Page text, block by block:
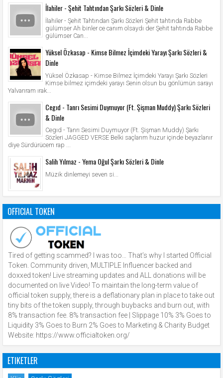
İlahiler - Şehit Tahtından Şarkı Sözleri & Dinle
İlahiler - Şehit Tahtından Şarkı Sözleri Şehit tahtında Rabbe
gülümser Ah binler ce canım olsaydı der Şehit tahtında Rabbe
gülümser Can...
Yüksel Özkasap - Kimse Bilmez İçimdeki Yarayı Şarkı Sözleri &
Dinle
Yüksel Özkasap - Kimse Bilmez İçimdeki Yarayı Şarkı Sözleri
Kimse bilmez içimdeki yarayı Senin olsun bu gönlümün sarayı
Yalvarıram ırak...
Cegıd - Tanrı Sesimi Duymuyor (Ft. Şişman Muddy) Şarkı Sözleri
& Dinle
Cegıd - Tanrı Sesimi Duymuyor (Ft. Şişman Muddy) Şarkı
Sözleri JAGGED VERSE Belki saçlarım huzur içinde beyazlanır
diye Sürdürücem rap ...
Salih Yılmaz - Yema Oğul Şarkı Sözleri & Dinle
Müzik dinlemeyi seven si...
OFFICIAL TOKEN
Tired of getting scammed? I was too… That’s why I started Official
Token. Community driven, MULTIPLE Influencer backed and
doxxed token! Live streaming updates and ALL donations will be
documented on live Video! To maintain the long-term value of
official token supply, there is a deflationary plan in place to take out
tiny bits of the token supply, through buybacks and burn out, with
8% transaction fee. 8% transaction fee | Slippage 10% 3% Goes to
Liquidity 3% Goes to Burn 2% Goes to Marketing & Charity Budget
Website: https://www.officialtoken.org/
ETIKETLER